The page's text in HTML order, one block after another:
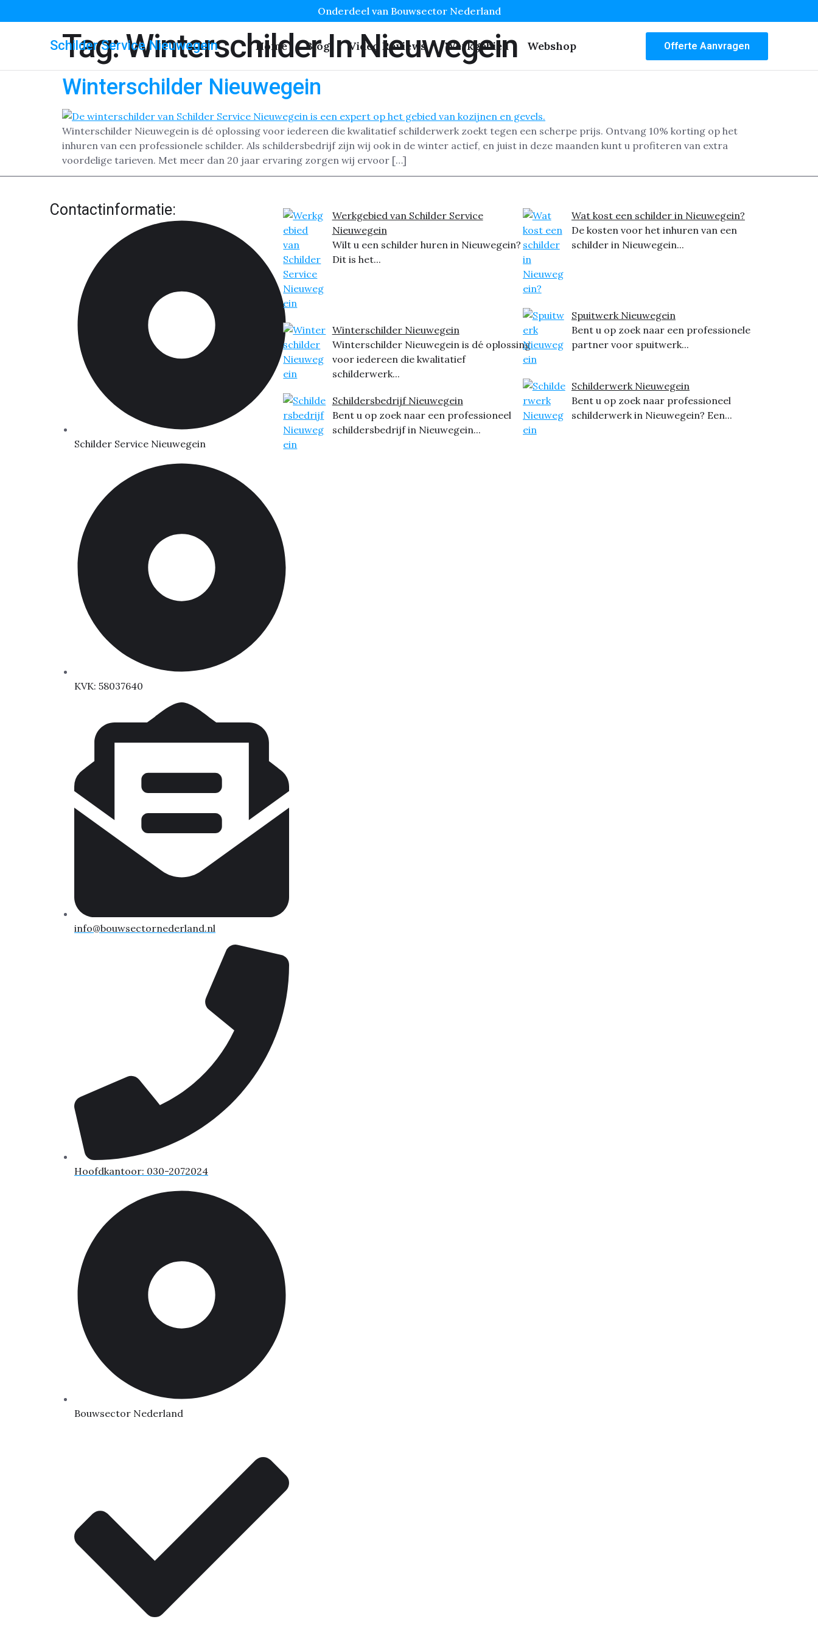
Onderdeel van Bouwsector Nederland
Schilder Service Nieuwegein Home Blog Video Reviews Werkgebied Webshop Offerte Aanvragen
Tag:Winterschilder In Nieuwegein
Winterschilder Nieuwegein
Winterschilder Nieuwegein is dé oplossing voor iedereen die kwalitatief schilderwerk zoekt tegen een scherpe prijs. Ontvang 10% korting op het
inhuren van een professionele schilder. Als schildersbedrijf zijn wij ook in de winter actief, en juist in deze maanden kunt u profiteren van extra
voordelige tarieven. Met meer dan 20 jaar ervaring zorgen wij ervoor […]
Contactinformatie:
Schilder Service Nieuwegein
KVK: 58037640
info@bouwsectornederland.nl
Hoofdkantoor: 030-2072024
Bouwsector Nederland
Werkgebied van Schilder Service
Nieuwegein
Wilt u een schilder huren in Nieuwegein?
Dit is het...
Winterschilder Nieuwegein
Winterschilder Nieuwegein is dé oplossing
voor iedereen die kwalitatief
schilderwerk...
Schildersbedrijf Nieuwegein
Bent u op zoek naar een professioneel
schildersbedrijf in Nieuwegein...
Wat kost een schilder in Nieuwegein?
De kosten voor het inhuren van een
schilder in Nieuwegein...
Spuitwerk Nieuwegein
Bent u op zoek naar een professionele
partner voor spuitwerk...
Schilderwerk Nieuwegein
Bent u op zoek naar professioneel
schilderwerk in Nieuwegein? Een...